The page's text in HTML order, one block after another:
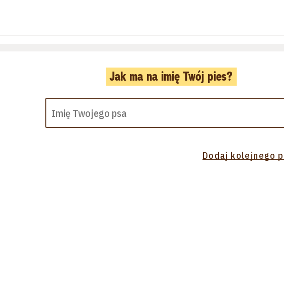
Jak ma na imię Twój pies?
Dodaj kolejnego